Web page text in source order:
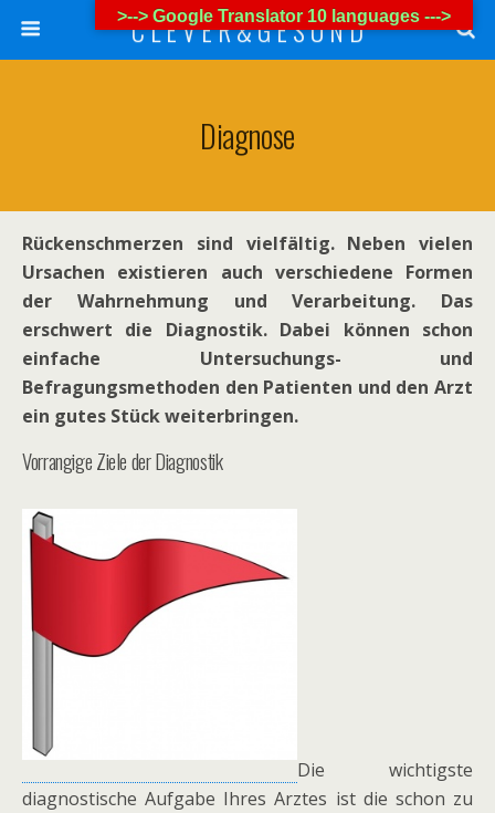
C L E V E R & G E S U N D
Diagnose
Rückenschmerzen sind vielfältig. Neben vielen
Ursachen existieren auch verschiedene Formen
der Wahrnehmung und Verarbeitung. Das
erschwert die Diagnostik. Dabei können schon
einfache Untersuchungs- und
Befragungsmethoden den Patienten und den Arzt
ein gutes Stück weiterbringen.
Vorrangige Ziele der Diagnostik
Die wichtigste
diagnostische Aufgabe Ihres Arztes ist die schon zu
>--> Google Translator 10 languages --->